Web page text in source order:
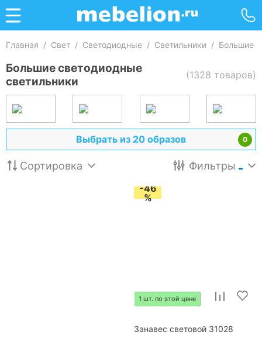
Главная / Свет / Светодиодные / Светильники / Большие
Большие светодиодные
светильники
(1328 товаров)
0
Выбрать из 20 образов
Сортировка Фильтры
-46
%
1 шт. по этой цене
Занавес световой 31028